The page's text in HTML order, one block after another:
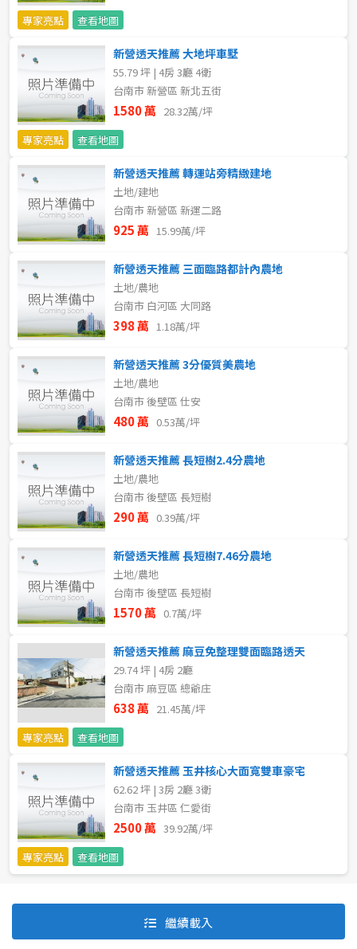
預設排序
價格從高到低
格局
不拘
2房
屋齡
5-10 年
20-30 年
專家亮點
查看地圖
新營透天推薦 大地坪車墅
55.79 坪 | 4房 3廳 4衛
台南市 新營區 新北五街
1580 萬 28.32萬/坪
專家亮點
查看地圖
新營透天推薦 轉運站旁精緻建地
土地/建地
台南市 新營區 新運二路
925 萬 15.99萬/坪
新營透天推薦 三面臨路都計內農地
土地/農地
台南市 白河區 大同路
398 萬 1.18萬/坪
新營透天推薦 3分優質美農地
土地/農地
台南市 後壁區 仕安
480 萬 0.53萬/坪
新營透天推薦 長短樹2.4分農地
土地/農地
台南市 後壁區 長短樹
290 萬 0.39萬/坪
新營透天推薦 長短樹7.46分農地
土地/農地
台南市 後壁區 長短樹
1570 萬 0.7萬/坪
新營透天推薦 麻豆免整理雙面臨路透天
29.74 坪 | 4房 2廳
台南市 麻豆區 總爺庄
638 萬 21.45萬/坪
專家亮點
查看地圖
新營透天推薦 玉井核心大面寬雙車豪宅
62.62 坪 | 3房 2廳 3衛
台南市 玉井區 仁愛街
2500 萬 39.92萬/坪
專家亮點
查看地圖
繼續載入